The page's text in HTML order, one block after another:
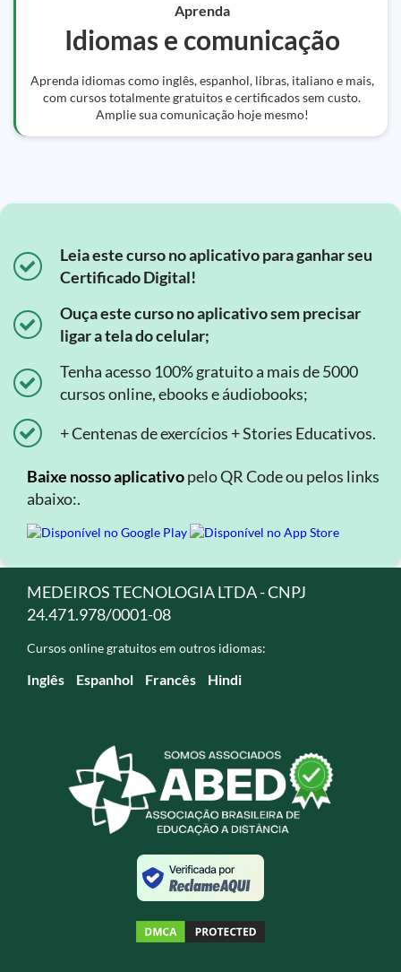
Aprenda
Idiomas e comunicação
Aprenda idiomas como inglês, espanhol, libras, italiano e mais,
com cursos totalmente gratuitos e certificados sem custo.
Amplie sua comunicação hoje mesmo!
Leia este curso no aplicativo para ganhar seu
Certificado Digital!
Ouça este curso no aplicativo sem precisar
ligar a tela do celular;
Tenha acesso 100% gratuito a mais de 5000
cursos online, ebooks e áudiobooks;
+ Centenas de exercícios + Stories Educativos.
Baixe nosso aplicativopelo QR Code ou pelos links
abaixo:.
MEDEIROS TECNOLOGIA LTDA - CNPJ
24.471.978/0001-08
Cursos online gratuitos em outros idiomas:
Inglês Espanhol Francês Hindi